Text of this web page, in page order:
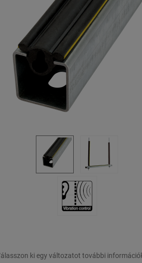
ki egy változatot további